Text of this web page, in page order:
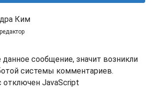
Ким
сообщение, значит возникли
системы комментариев.
отключен JavaScript